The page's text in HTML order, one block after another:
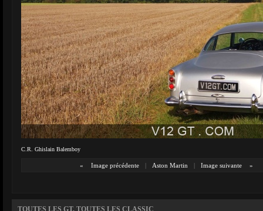
C.R. Ghislain Balemboy
« Image précédente | Aston Martin | Image suivante »
TOUTES LES GT, TOUTES LES CLASSIC